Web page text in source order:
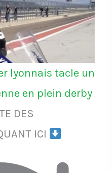
lyonnais tacle un
en plein derby
DES
ICI